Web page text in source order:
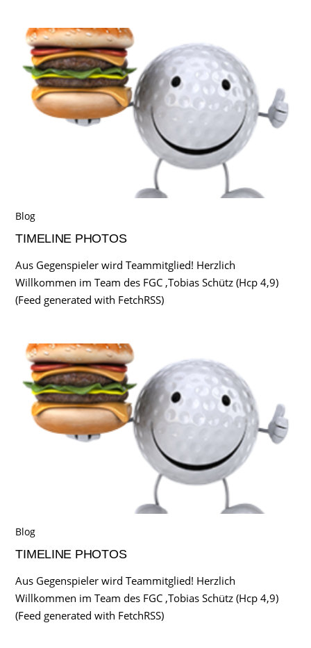
Blog
TIMELINE PHOTOS
Aus Gegenspieler wird Teammitglied! Herzlich
Willkommen im Team des FGC ,Tobias Schütz (Hcp 4,9)
(Feed generated with FetchRSS)
Blog
TIMELINE PHOTOS
Aus Gegenspieler wird Teammitglied! Herzlich
Willkommen im Team des FGC ,Tobias Schütz (Hcp 4,9)
(Feed generated with FetchRSS)